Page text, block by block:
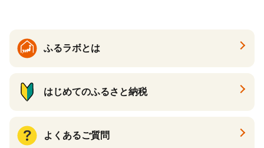
ギフト ふるさと納税 ）
ふるラボとは
はじめてのふるさと納税
よくあるご質問